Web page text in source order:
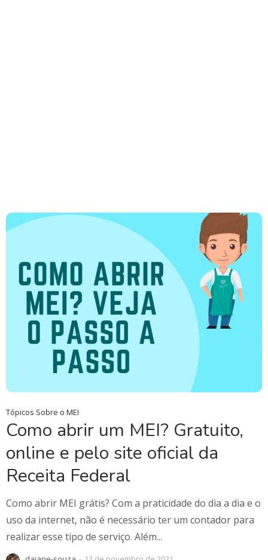
Tópicos Sobre o MEI
Como abrir um MEI? Gratuito,
online e pelo site oficial da
Receita Federal
Como abrir MEI grátis? Com a praticidade do dia a dia e o
uso da internet, não é necessário ter um contador para
realizar esse tipo de serviço. Além...